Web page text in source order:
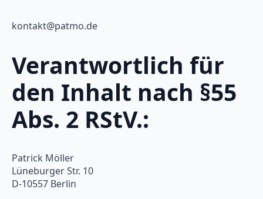
kontakt@patmo.de
Verantwortlich für
den Inhalt nach §55
Abs. 2 RStV.:
Patrick Möller
Lüneburger Str. 10
D-10557 Berlin